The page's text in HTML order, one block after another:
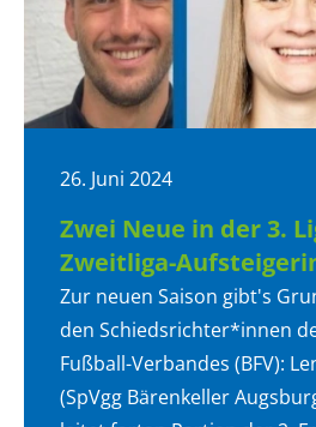
26. Juni 2024
Zwei Neue in der 3.
Zweitliga-
Zur neuen Saison gibt's
den Schiedsrichter*innen
Fußball-Verbandes (BFV):
(SpVgg Bärenkeller